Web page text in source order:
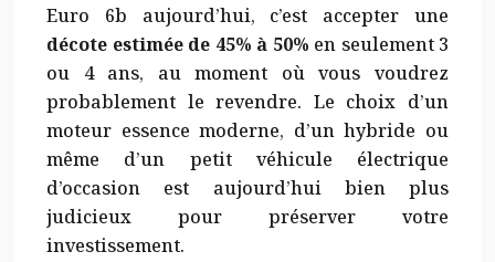
Euro 6b aujourd’hui, c’est accepter une
décote estimée de 45% à 50% en seulement 3
ou 4 ans, au moment où vous voudrez
probablement le revendre. Le choix d’un
moteur essence moderne, d’un hybride ou
même d’un petit véhicule électrique
d’occasion est aujourd’hui bien plus
judicieux pour préserver votre
investissement.